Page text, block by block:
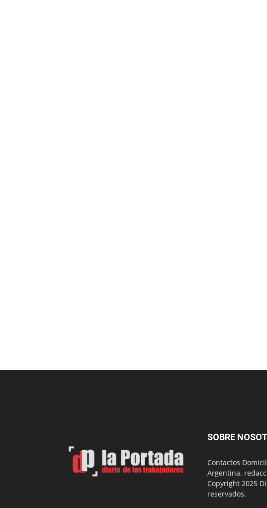
SOBRE
Contactos
Argentina.
Copyright 2025
reservados.